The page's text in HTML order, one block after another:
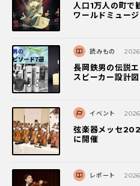
人口1万人の町で
ワールドミュー
読みもの
長岡鉄男の伝説
スピーカー設計
イベント
弦楽器メッセ
に開催
レポート